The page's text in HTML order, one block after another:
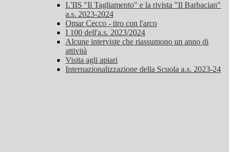
L'IIS "Il Tagliamento" e la rivista "Il Barbacian"
a.s. 2023-2024
Omar Cecco - tiro con l'arco
I 100 dell'a.s. 2023/2024
Alcune interviste che riassumono un anno di
attività
Visita agli apiari
Internazionalizzazione della Scuola a.s. 2023-24